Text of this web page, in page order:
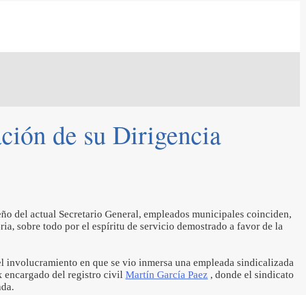
de su Dirigencia
del actual Secretario General, empleados municipales coinciden,
sobre todo por el espíritu de servicio demostrado a favor de la
involucramiento en que se vio inmersa una empleada sindicalizada
encargado del registro civil Martín García Paez , donde el sindicato